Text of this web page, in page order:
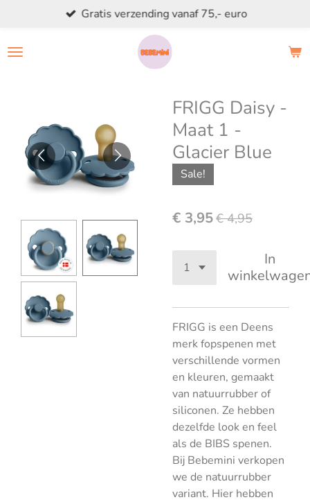
naar
Gratis verzending vanaf 75,- euro
FRIGG Daisy -
Maat 1 -
Glacier Blue
Sale!
€ 3,95€ 4,95
In
FRIGG is een Deens
merk fopspenen met
verschillende vormen
en kleuren, gemaakt
van natuurrubber of
siliconen. Ze hebben
dezelfde look en feel
als de BIBS spenen.
Bij Bebemini verkopen
we de natuurrubber
variant. Hier hebben